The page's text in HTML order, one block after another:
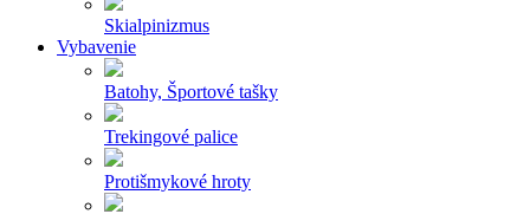
Skialpinizmus
Vybavenie
Batohy, Športové tašky
Trekingové palice
Protišmykové hroty